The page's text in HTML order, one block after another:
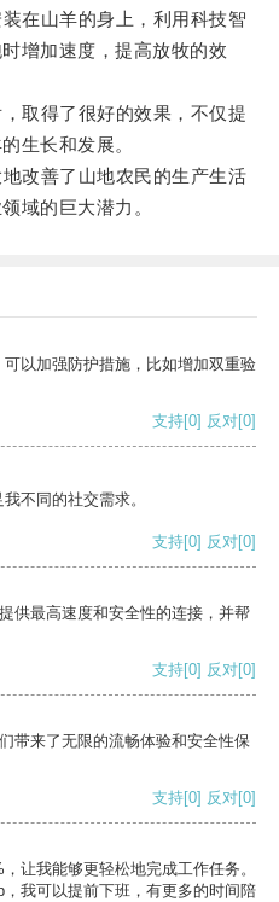
山羊的身上，利用科技智
增加速度，提高放牧的效
得了很好的效果，不仅提
生长和发展。
善了山地农民的生产生活
域的巨大潜力。
以加强防护措施，比如增加双重验
支持[0] 反对[0]
不同的社交需求。
支持[0] 反对[0]
供最高速度和安全性的连接，并帮
支持[0] 反对[0]
带来了无限的流畅体验和安全性保
支持[0] 反对[0]
让我能够更轻松地完成工作任务。
我可以提前下班，有更多的时间陪